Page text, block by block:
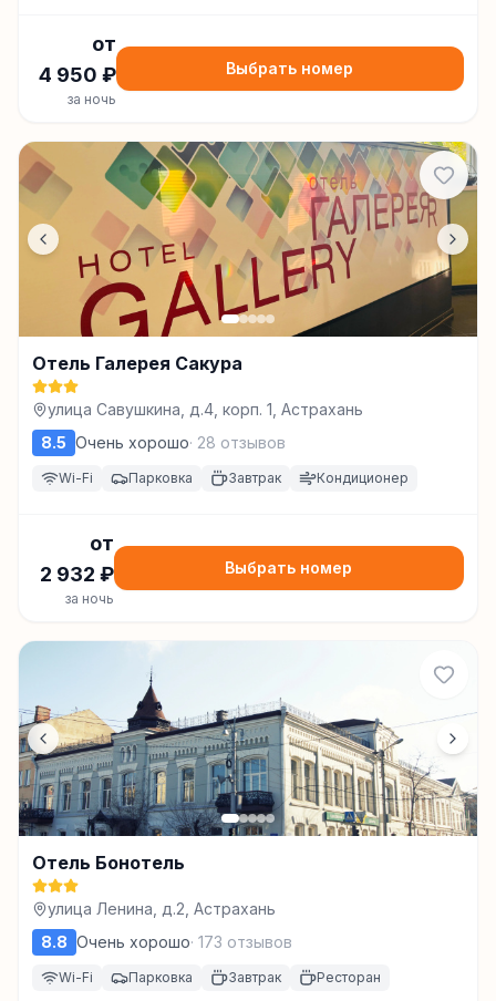
от
4 950 ₽
за ночь
Выбрать номер
Отель Галерея Сакура
улица Савушкина, д.4, корп. 1, Астрахань
8.5 Очень хорошо· 28 отзывов
Wi-Fi Парковка Завтрак Кондиционер
от
2 932 ₽
за ночь
Выбрать номер
Отель Бонотель
улица Ленина, д.2, Астрахань
8.8 Очень хорошо· 173 отзывов
Wi-Fi Парковка Завтрак Ресторан